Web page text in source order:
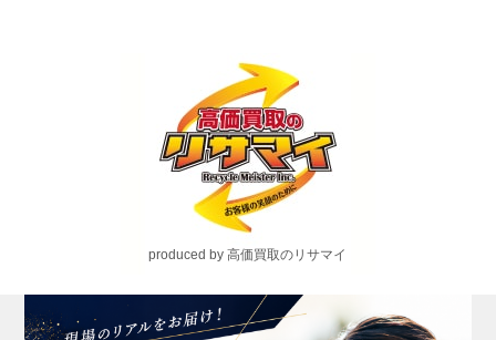
produced by 高価買取のリサマイ